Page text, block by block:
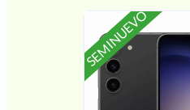
SEMINUEVO